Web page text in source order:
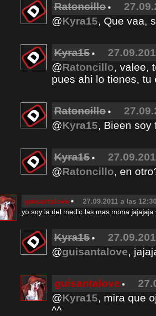
Ratoncillo
@Kyra15, Que vaa,
Kyra15
@Ratoncillo, valee,
pues ahi lo tienes, tu
Ratoncillo
@Kyra15, Bieen soy
Kyra15
@Ratoncillo, en
guisantalove
27.09.2011 a las
yo soy la del medio las mas mona
Kyra15
@guisantalove,
guisantalove
@Kyra15, mira que
^^